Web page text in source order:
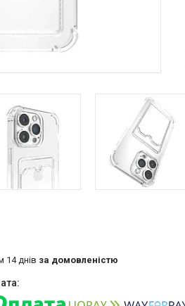
14 днів за домовленістю